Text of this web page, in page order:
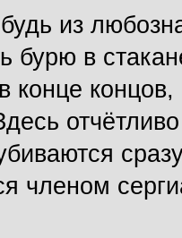
из
бурю в
конце
членом